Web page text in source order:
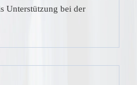
Unterstützung bei der